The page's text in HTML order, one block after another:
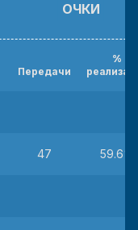
ОЧКИ
Передачи
%
47 59.6%